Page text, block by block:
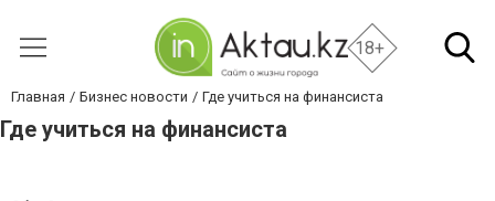
18+
Главная Бизнес новости Где учиться на финансиста
Где учиться на финансиста